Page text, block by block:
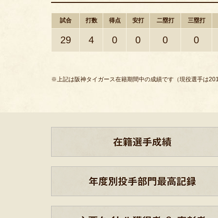
試合 打数 得点 安打 二塁打 三塁打
29 4 0 0 0 0
※上記は阪神タイガース在籍期間中の成績です（現役選手は